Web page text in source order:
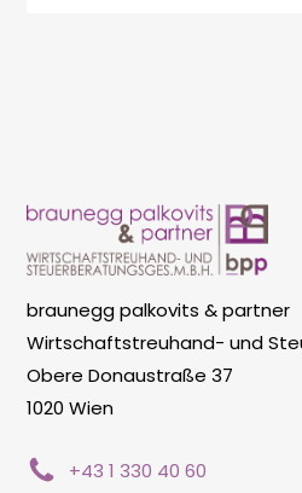
braunegg palkovits & partner
Wirtschaftstreuhand- und
Obere Donaustraße 37
1020 Wien
+43 1 330 40 60